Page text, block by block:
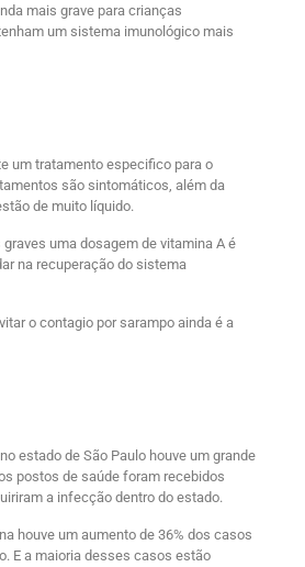
mais grave para crianças
um sistema imunológico mais
um tratamento especifico para o
são sintomáticos, além da
de muito líquido.
uma dosagem de vitamina A é
na recuperação do sistema
o contagio por sarampo ainda é a
estado de São Paulo houve um grande
postos de saúde foram recebidos
a infecção dentro do estado.
houve um aumento de 36% dos casos
E a maioria desses casos estão